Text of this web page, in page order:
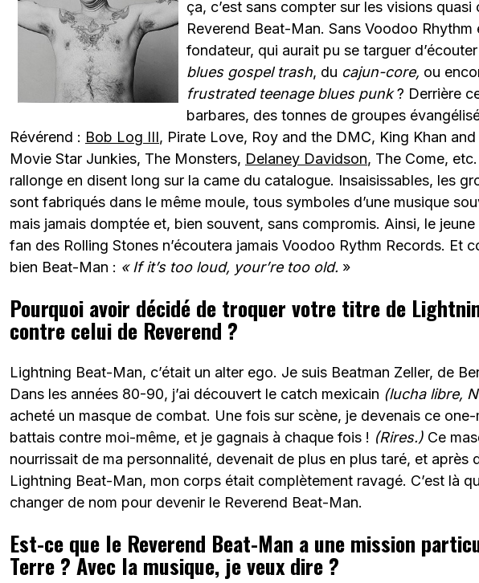
ça, c’est sans compter sur les visions quasi
Reverend Beat-Man. Sans Voodoo Rhythm
fondateur, qui aurait pu se targuer
blues gospel trash, du cajun-core, ou
frustrated teenage blues punk? Derrière
barbares, des tonnes de groupes
Révérend : Bob Log III, Pirate Love, Roy and the DMC, King Khan and
Movie Star Junkies, The Monsters, Delaney Davidson, The Come,
rallonge en disent long sur la came du catalogue. Insaisissables, les
sont fabriqués dans le même moule, tous symboles d’une musique
mais jamais domptée et, bien souvent, sans compromis. Ainsi, le
fan des Rolling Stones n’écoutera jamais Voodoo Rythm Records. Et
bien Beat-Man : « If it’s too loud, your’re too old. »
Pourquoi avoir décidé de troquer votre titre de
contre celui de Reverend ?
Lightning Beat-Man, c’était un alter ego. Je suis Beatman Zeller, de
Dans les années 80-90, j’ai découvert le catch mexicain (lucha libre,
acheté un masque de combat. Une fois sur scène, je devenais ce
battais contre moi-même, et je gagnais à chaque fois ! (Rires.) Ce
nourrissait de ma personnalité, devenait de plus en plus taré, et après
Lightning Beat-Man, mon corps était complètement ravagé. C’est là
changer de nom pour devenir le Reverend Beat-Man.
Est-ce que le Reverend Beat-Man a une mission
Terre ? Avec la musique, je veux dire ?